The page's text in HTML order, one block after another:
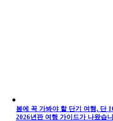
봄에 꼭 가봐야 할 단기 여행, 단
2026년판 여행 가이드가 나왔습